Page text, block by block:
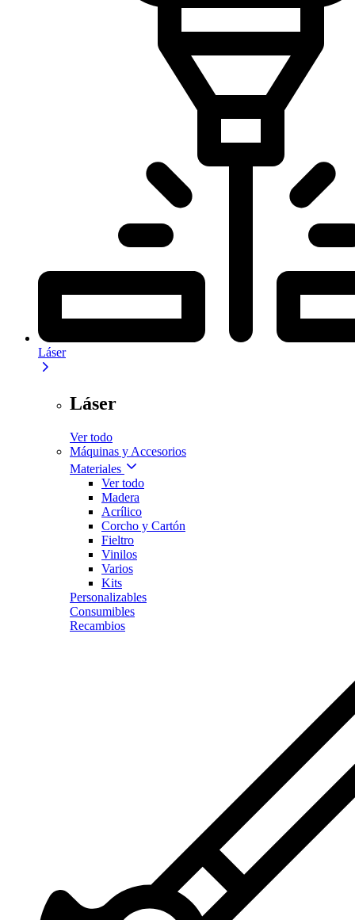
Láser
Láser
Ver todo
Máquinas y Accesorios
Materiales
Ver todo
Madera
Acrílico
Corcho y Cartón
Fieltro
Vinilos
Varios
Kits
Personalizables
Consumibles
Recambios